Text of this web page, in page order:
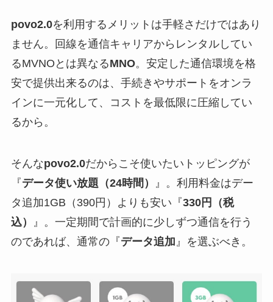
povo2.0を利用するメリットは手軽さだけではあり
ません。回線を通信キャリアからレンタルしてい
るMVNOとは異なるMNO。安定した通信環境を格
安で提供出来るのは、手続きやサポートをオンラ
インに一元化して、コストを最低限に圧縮してい
るから。
そんなpovo2.0だからこそ使いたいトッピングが
『データ使い放題（24時間）
』。利用料金はデー
タ追加1GB（390円）よりも安い『330円（税
込）
』。一定期間で計画的に少しずつ通信を行う
のであれば、通常の『データ追加』を選ぶべき。